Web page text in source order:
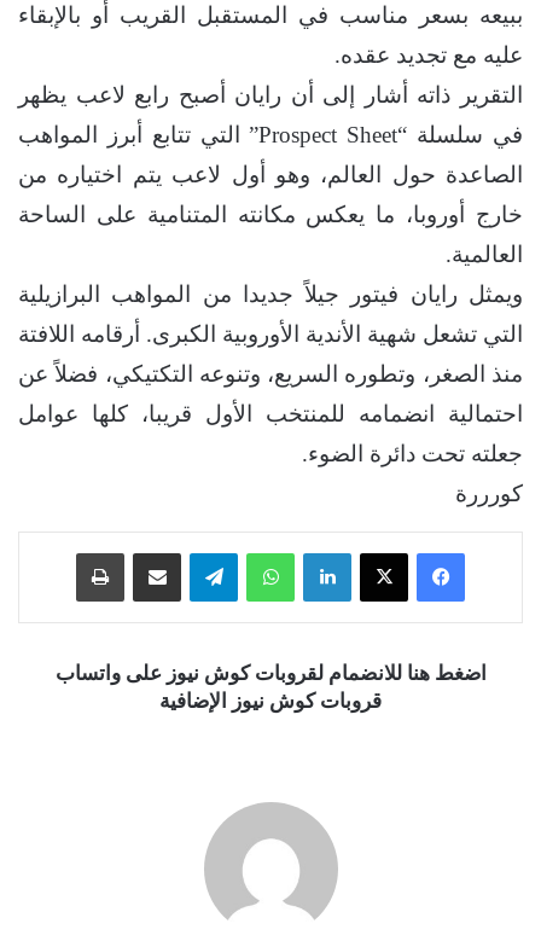
ببيعه بسعر مناسب في المستقبل القريب أو بالإبقاء
عليه مع تجديد عقده.
التقرير ذاته أشار إلى أن رايان أصبح رابع لاعب يظهر
في سلسلة “Prospect Sheet” التي تتابع أبرز المواهب
الصاعدة حول العالم، وهو أول لاعب يتم اختياره من
خارج أوروبا، ما يعكس مكانته المتنامية على الساحة
العالمية.
ويمثل رايان فيتور جيلاً جديدا من المواهب البرازيلية
التي تشعل شهية الأندية الأوروبية الكبرى. أرقامه اللافتة
منذ الصغر، وتطوره السريع، وتنوعه التكتيكي، فضلاً عن
احتمالية انضمامه للمنتخب الأول قريبا، كلها عوامل
جعلته تحت دائرة الضوء.
كورررة
فيسبوك ‫X لينكدإن واتساب تيلقرام
اضغط هنا للانضمام لقروبات كوش نيوز على واتساب
قروبات كوش نيوز الإضافية